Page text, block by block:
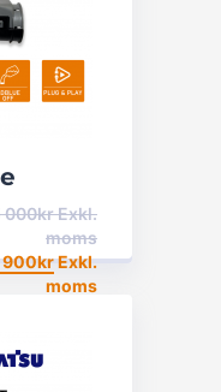
&
000krExkl.
moms
900krExkl.
moms